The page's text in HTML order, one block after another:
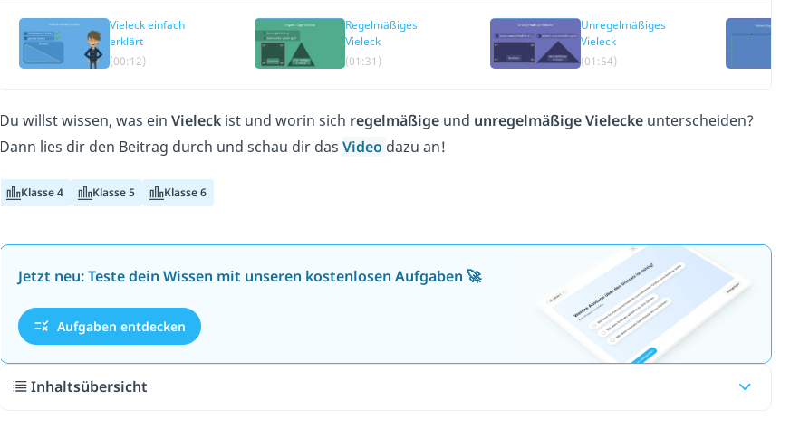
Vieleck einfach
erklärt
(00:12)
Regelmäßiges
Vieleck
(01:31)
Unregelmäßiges
Vieleck
(01:54)
Du willst wissen, was ein Vieleckist und worin sich regelmäßigeund unregelmäßige Vieleckeunterscheiden?
Dann lies dir den Beitrag durch und schau dir das Video dazu an!
Klasse 4 Klasse 5 Klasse 6
Jetzt neu: Teste dein Wissen mit unseren kostenlosen Aufgaben 🚀
Aufgaben entdecken
Inhaltsübersicht